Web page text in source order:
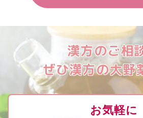
漢方のご相
ぜひ漢方の大野
お気軽に